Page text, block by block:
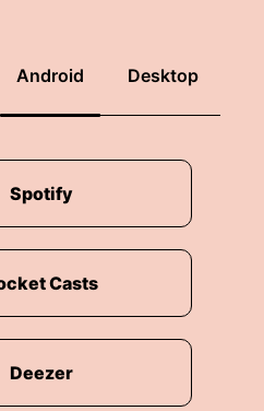
Android Desktop
Spotify
Casts
Deezer